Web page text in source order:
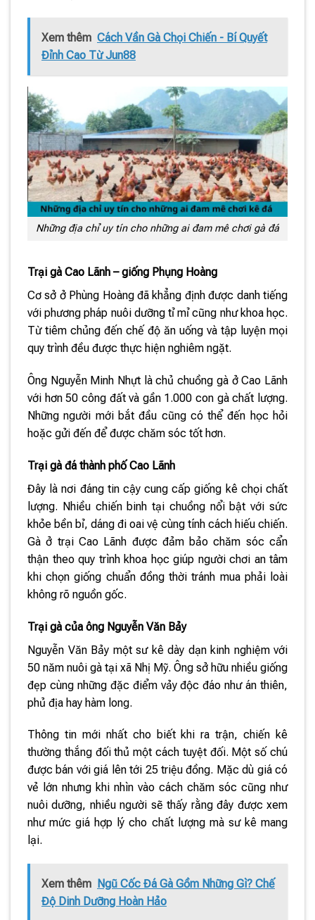
Xem thêm Cách Vần Gà Chọi Chiến - Bí Quyết
Đỉnh Cao Từ Jun88
Những địa chỉ uy tín cho những ai đam mê chơi gà đá
Trại gà Cao Lãnh – giống Phụng Hoàng
Cơ sở ở Phùng Hoàng đã khẳng định được danh tiếng
với phương pháp nuôi dưỡng tỉ mỉ cũng như khoa học.
Từ tiêm chủng đến chế độ ăn uống và tập luyện mọi
quy trình đều được thực hiện nghiêm ngặt.
Ông Nguyễn Minh Nhựt là chủ chuồng gà ở Cao Lãnh
với hơn 50 công đất và gần 1.000 con gà chất lượng.
Những người mới bắt đầu cũng có thể đến học hỏi
hoặc gửi đến để được chăm sóc tốt hơn.
Trại gà đá thành phố Cao Lãnh
Đây là nơi đáng tin cậy cung cấp giống kê chọi chất
lượng. Nhiều chiến binh tại chuồng nổi bật với sức
khỏe bền bỉ, dáng đi oai vệ cùng tính cách hiếu chiến.
Gà ở trại Cao Lãnh được đảm bảo chăm sóc cẩn
thận theo quy trình khoa học giúp người chơi an tâm
khi chọn giống chuẩn đồng thời tránh mua phải loài
không rõ nguồn gốc.
Trại gà của ông Nguyễn Văn Bảy
Nguyễn Văn Bảy một sư kê dày dạn kinh nghiệm với
50 năm nuôi gà tại xã Nhị Mỹ. Ông sở hữu nhiều giống
đẹp cùng những đặc điểm vảy độc đáo như án thiên,
phủ địa hay hàm long.
Thông tin mới nhất cho biết khi ra trận, chiến kê
thường thắng đối thủ một cách tuyệt đối. Một số chú
được bán với giá lên tới 25 triệu đồng. Mặc dù giá có
vẻ lớn nhưng khi nhìn vào cách chăm sóc cũng như
nuôi dưỡng, nhiều người sẽ thấy rằng đây được xem
như mức giá hợp lý cho chất lượng mà sư kê mang
lại.
Xem thêm Ngũ Cốc Đá Gà Gồm Những Gì? Chế
Độ Dinh Dưỡng Hoàn Hảo